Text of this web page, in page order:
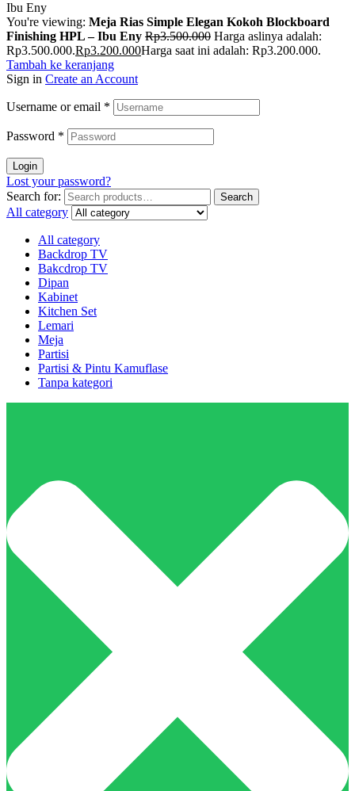
You're viewing: Meja Rias Simple Elegan Kokoh Blockboard
Finishing HPL – Ibu Eny Rp3.500.000 Harga aslinya adalah:
Rp3.500.000.Rp3.200.000Harga saat ini adalah: Rp3.200.000.
Tambah ke keranjang
Sign in Create an Account
Username or email *
Password *
Login
Lost your password?
Search for:
Search
All category
All category
Backdrop TV
Bakcdrop TV
Dipan
Kabinet
Kitchen Set
Lemari
Meja
Partisi
Partisi & Pintu Kamuflase
Tanpa kategori